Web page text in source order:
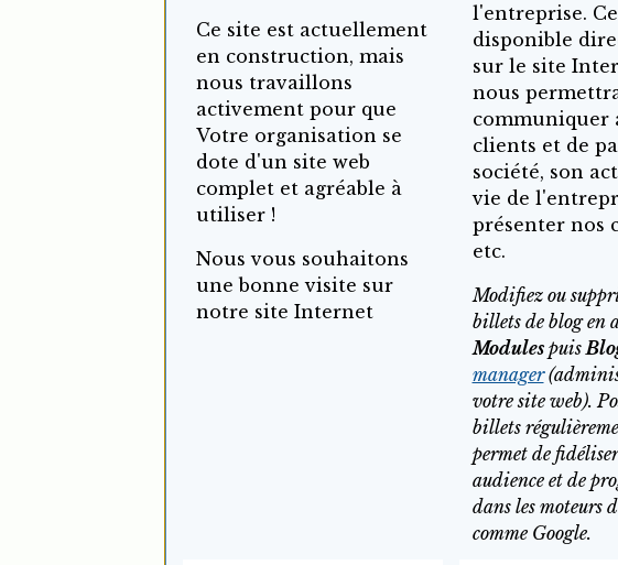
Ce site est actuellement
en construction, mais
nous travaillons
activement pour que
Votre organisation se
dote d'un site web
complet et agréable à
utiliser !
Nous vous souhaitons
une bonne visite sur
notre site Internet
l'entreprise.
disponible
sur le site
nous
communiquer
clients et de
société, son
vie de
présenter nos
etc.
Modifiez ou
billets de blog en
Modulespuis
manager
votre site web).
billets
permet de
audience et de
dans les moteurs
comme Google.